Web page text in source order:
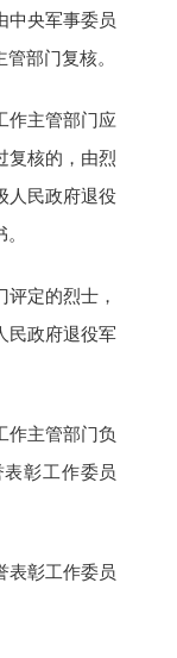
央军事委员
部门复核。
主管部门应
复核的，由烈
人民政府退役
定的烈士，
民政府退役军
主管部门负
彰工作委员
彰工作委员